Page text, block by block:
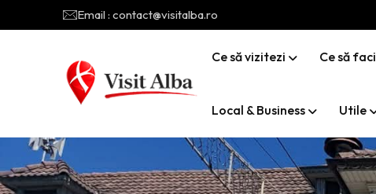
Email : contact@visitalba.ro
Ce să vizitezi Ce să faci
Local & Business Utile